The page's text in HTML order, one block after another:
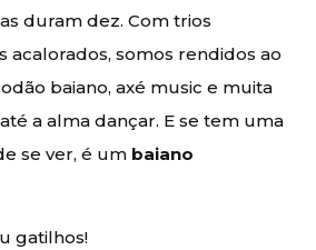
duram dez. Com trios
acalorados, somos rendidos ao
baiano, axé music e muita
a alma dançar. E se tem uma
se ver, é um baiano
gatilhos!